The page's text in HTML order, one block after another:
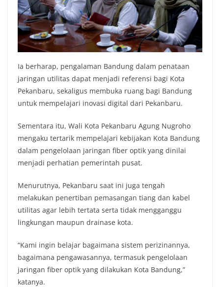
Ia berharap, pengalaman Bandung dalam penataan
jaringan utilitas dapat menjadi referensi bagi Kota
Pekanbaru, sekaligus membuka ruang bagi Bandung
untuk mempelajari inovasi digital dari Pekanbaru.
Sementara itu, Wali Kota Pekanbaru Agung Nugroho
mengaku tertarik mempelajari kebijakan Kota Bandung
dalam pengelolaan jaringan fiber optik yang dinilai
menjadi perhatian pemerintah pusat.
Menurutnya, Pekanbaru saat ini juga tengah
melakukan penertiban pemasangan tiang dan kabel
utilitas agar lebih tertata serta tidak mengganggu
lingkungan maupun drainase kota.
“Kami ingin belajar bagaimana sistem perizinannya,
bagaimana pengawasannya, termasuk pengelolaan
jaringan fiber optik yang dilakukan Kota Bandung,”
katanya.